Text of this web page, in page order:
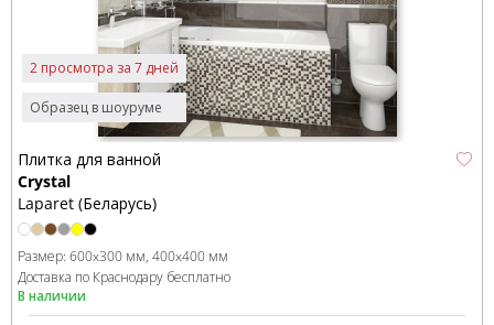
Образец в шоуруме
2 просмотра за 7 дней
Плитка для ванной
Crystal
Laparet (Беларусь)
Размер: 600x300 мм 400x400 мм
Доставка по Краснодару бесплатно
В наличии